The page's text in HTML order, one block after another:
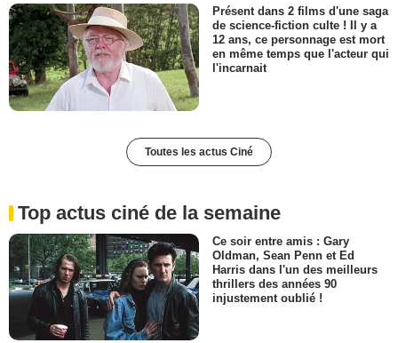
Présent dans 2 films d'une saga
de science-fiction culte ! Il y a
12 ans, ce personnage est mort
en même temps que l'acteur qui
l'incarnait
Toutes les actus Ciné
Top actus ciné de la semaine
Ce soir entre amis : Gary
Oldman, Sean Penn et Ed
Harris dans l'un des meilleurs
thrillers des années 90
injustement oublié !